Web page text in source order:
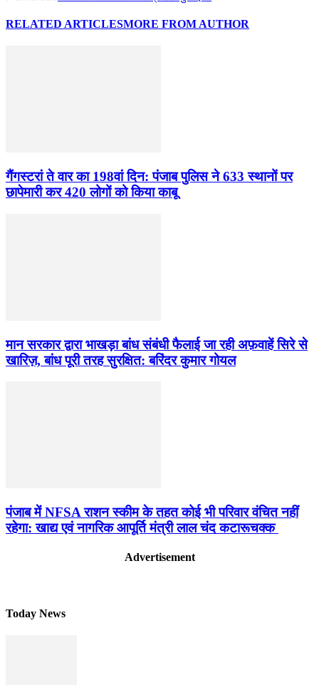
RELATED ARTICLESMORE FROM AUTHOR
गैंगस्टरां ते वार का 198वां दिन: पंजाब पुलिस ने 633 स्थानों पर
छापेमारी कर 420 लोगों को किया काबू
मान सरकार द्वारा भाखड़ा बांध संबंधी फैलाई जा रही अफ़वाहें सिरे से
खारिज़, बांध पूरी तरह सुरक्षित: बरिंदर कुमार गोयल
पंजाब में NFSA राशन स्कीम के तहत कोई भी परिवार वंचित नहीं
रहेगा: खाद्य एवं नागरिक आपूर्ति मंत्री लाल चंद कटारूचक्क
Advertisement
Today News